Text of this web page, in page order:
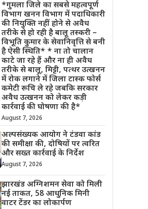
*गुमला जिले का सबसे महत्वपूर्ण
विभाग खनन विभाग में पदाधिकारी
की नियुक्ति नहीं होने से अवैध
तरीके से हो रही है बालू तस्करी –
विभूति कुमार के सेवानिवृत्ति से बनी
है ऐसी स्थिति* * ना तो चालान
काटे जा रहे हैं और ना ही अवैध
तरीके से बालू, मिट्टी, पत्थर उत्खनन
में रोक लगाने में जिला टास्क फोर्स
कमेटी रूचि ले रहे जबकि सरकार
अवैध उत्खनन को लेकर कड़ी
कार्रवाई की घोषणा की है*
August 7, 2026
अल्पसंख्यक आयोग ने टंडवा कांड
की समीक्षा की, दोषियों पर त्वरित
और सख्त कार्रवाई के निर्देश
August 7, 2026
झारखंड अग्निशमन सेवा को मिली
नई ताकत, 58 आधुनिक मिनी
वाटर टेंडर का लोकार्पण